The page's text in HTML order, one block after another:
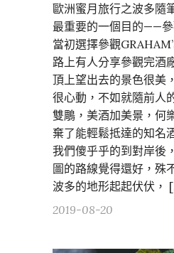
歐洲蜜月旅行之波多隨
最重要的一個目的——參
當初選擇參觀
路上有人分享參觀完酒
頂上望出去的景色很美
很心動，不如就隨前人
雙鵰，美酒加美景，何
棄了能輕鬆抵達的知名
我們傻乎乎的到對岸後
圖的路線覺得還好，殊
波多的地形起起伏伏
2019-08-20